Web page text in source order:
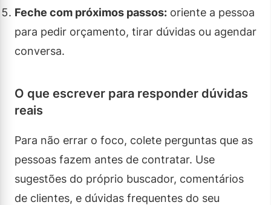
Feche com próximos passos: oriente a pessoa
para pedir orçamento, tirar dúvidas ou agendar
conversa.
O que escrever para responder dúvidas
reais
Para não errar o foco, colete perguntas que as
pessoas fazem antes de contratar. Use
sugestões do próprio buscador, comentários
de clientes, e dúvidas frequentes do seu